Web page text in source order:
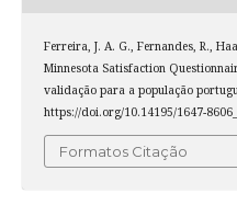
Ferreira, J. A. G., Fernandes, R.,
Minnesota Satisfaction
validação para a população
https://doi.org/10.14195/1647-
Formatos Citação